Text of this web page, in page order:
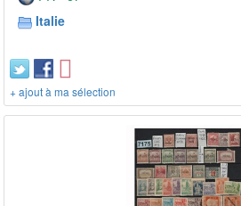
Italie
+ ajout à ma sélection